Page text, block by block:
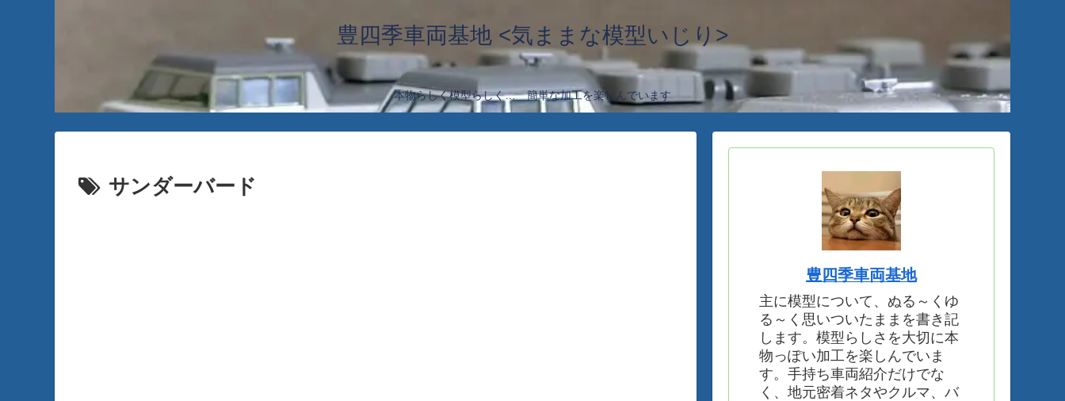
豊四季車両基地 <気ままな模型いじり>
本物らしく模型らしく… 簡単な加工を楽しんでいます
サンダーバード
豊四季車両基地
主に模型について、ぬる～くゆ
る～く思いついたままを書き記
します。模型らしさを大切に本
物っぽい加工を楽しんでいま
す。手持ち車両紹介だけでな
く、地元密着ネタやクルマ、バ